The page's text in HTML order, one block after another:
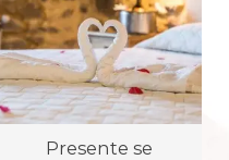
Presente se